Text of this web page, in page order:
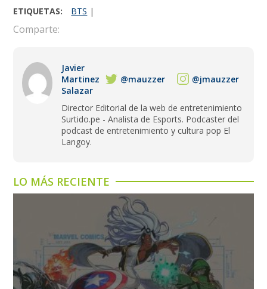
ETIQUETAS: BTS |
Comparte:
Javier
Martinez
Salazar
@mauzzer @jmauzzer
Director Editorial de la web de entretenimiento
Surtido.pe - Analista de Esports. Podcaster del
podcast de entretenimiento y cultura pop El
Langoy.
LO MÁS RECIENTE